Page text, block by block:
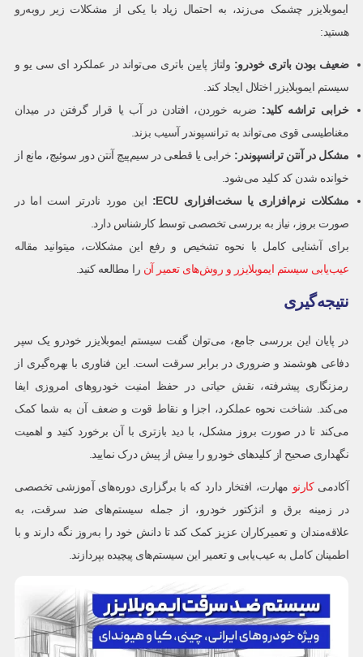
ایموبلایزر چشمک می‌زند، به احتمال زیاد با یکی از مشکلات زیر روبه‌رو
هستید:
ضعیف بودن باتری خودرو: ولتاژ پایین باتری می‌تواند در عملکرد ای سی یو و
سیستم ایموبلایزر اختلال ایجاد کند.
خرابی تراشه کلید: ضربه خوردن، افتادن در آب یا قرار گرفتن در میدان
مغناطیسی قوی می‌تواند به ترانسپوندر آسیب بزند.
مشکل در آنتن ترانسپوندر : خرابی یا قطعی در سیم‌پیچ آنتن دور سوئیچ، مانع از
خوانده شدن کد کلید می‌شود.
مشکلات نرم‌افزاری یا سخت‌افزاری ECU:
این مورد نادرتر است اما در
صورت بروز، نیاز به بررسی تخصصی توسط کارشناس دارد.
برای آشنایی کامل با نحوه تشخیص و رفع این مشکلات، میتوانید مقاله
عیب‌یابی سیستم ایموبلایزر و روش‌های تعمیر آن را مطالعه کنید.
نتیجه‌گیری
در پایان این بررسی جامع، می‌توان گفت سیستم ایموبلایزر خودرو یک سپر
دفاعی هوشمند و ضروری در برابر سرقت است. این فناوری با بهره‌گیری از
رمزنگاری پیشرفته، نقش حیاتی در حفظ امنیت خودروهای امروزی ایفا
می‌کند. شناخت نحوه عملکرد، اجزا و نقاط قوت و ضعف آن به شما کمک
می‌کند تا در صورت بروز مشکل، با دید بازتری با آن برخورد کنید و اهمیت
نگهداری صحیح از کلیدهای خودرو را بیش از پیش درک نمایید.
آکادمیکارنو مهارت، افتخار دارد که با برگزاری دوره‌های آموزشی تخصصی
در زمینه برق و انژکتور خودرو، از جمله سیستم‌های ضد سرقت، به
علاقه‌مندان و تعمیرکاران عزیز کمک کند تا دانش خود را به‌روز نگه دارند و با
اطمینان کامل به عیب‌یابی و تعمیر این سیستم‌های پیچیده بپردازند.